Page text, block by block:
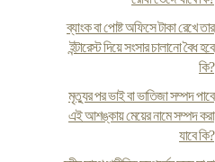
ব্যাংক বা পোষ্ট অফিসে টাকা রেখে তার
ইন্টারেস্ট দিয়ে সংসার চালানো বৈধ হবে
কি?
মৃত্যুর পর ভাই বা ভাতিজা সম্পদ পাবে
এই আশঙ্কায় মেয়ের নামে সম্পদ করা
যাবে কি?